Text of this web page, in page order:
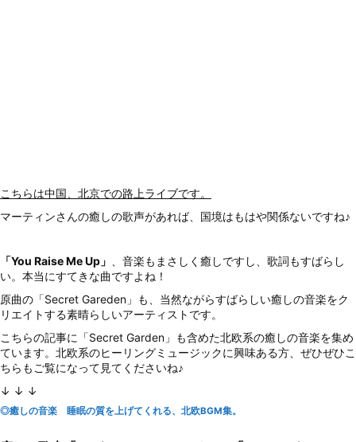
こちらは中国、北京での路上ライブです。
マーティンさんの癒しの歌声があれば、国境はもはや関係ないですね♪
「You Raise Me Up」
、音楽もまさしく癒しですし、歌詞もすばらし
い。本当にすてきな曲ですよね！
原曲の「Secret Gareden」も、当然ながらすばらしい癒しの音楽をク
リエイトする素晴らしいアーティストです。
こちらの記事に「Secret Garden」も含めた北欧系の癒しの音楽を集め
ています。北欧系のヒーリングミュージックに興味ある方、ぜひぜひこ
ちらもご覧になって見てくださいね♪
↓ ↓ ↓
◎癒しの音楽 睡眠の質を上げてくれる、北欧BGM集。